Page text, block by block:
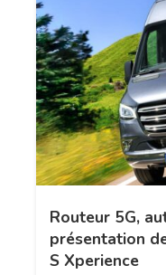
Routeur 5G,
présentation
S Xperience